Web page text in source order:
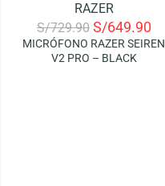
RAZER
S/729.90 S/649.90
MICRÓFONO RAZER SEIREN
V2 PRO – BLACK